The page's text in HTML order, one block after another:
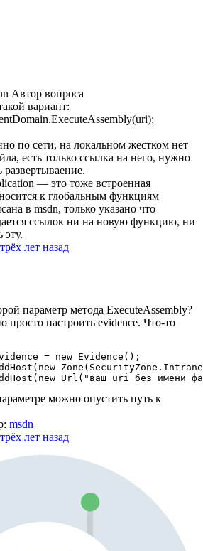
Автор вопроса
вариант:
по сети, на локальном жестком нет
есть только ссылка на него, нужно
развертываение.
— это тоже встроенная
к глобальным функциям
в msdn, только указано что
ссылок ни на новую функцию, ни
эту.
лет назад
параметр метода ExecuteAssembly?
настроить evidence. Что-то
= new Evidence();
можно опустить путь к
msdn
лет назад